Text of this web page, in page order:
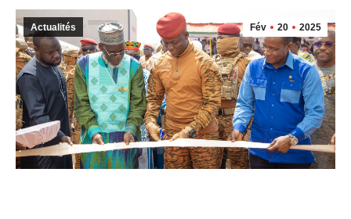
Fév 20 2025
Actualités